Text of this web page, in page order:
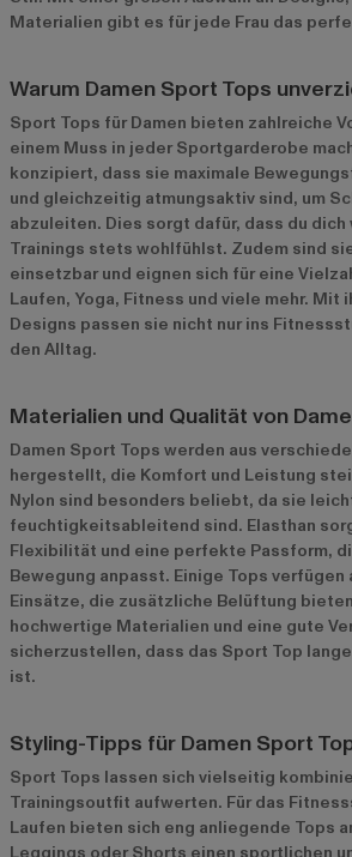
Materialien gibt es für jede Frau das
Warum Damen Sport Tops
Sport Tops für Damen bieten zahlreiche
einem Muss in jeder Sportgarderobe
konzipiert, dass sie maximale
und gleichzeitig atmungsaktiv sind, um
abzuleiten. Dies sorgt dafür, dass du dich
Trainings stets wohlfühlst. Zudem sind
einsetzbar und eignen sich für eine
Laufen, Yoga, Fitness und viele mehr. Mit
Designs passen sie nicht nur ins
den Alltag.
Materialien und Qualität von
Damen Sport Tops werden aus
hergestellt, die Komfort und Leistung
Nylon sind besonders beliebt, da sie
feuchtigkeitsableitend sind. Elasthan
Flexibilität und eine perfekte Passform,
Bewegung anpasst. Einige Tops verfügen
Einsätze, die zusätzliche Belüftung
hochwertige Materialien und eine gute
sicherzustellen, dass das Sport Top
ist.
Styling-Tipps für Damen Sport
Sport Tops lassen sich vielseitig
Trainingsoutfit aufwerten. Für das
Laufen bieten sich eng anliegende Tops